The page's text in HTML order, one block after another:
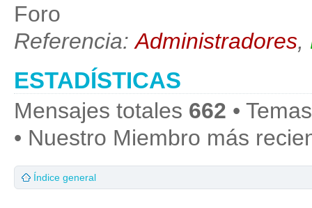
Foro
Referencia:Administradores,
ESTADÍSTICAS
Mensajes totales 662 •
• Nuestro Miembro más
Índice general